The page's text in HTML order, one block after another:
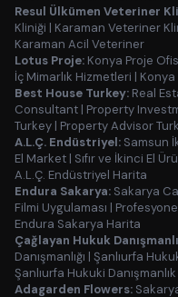
Resul Ülkümen Veteriner
Kliniği | Karaman Veteriner
Karaman Acil Veteriner
Lotus Proje: Konya Proje
İç Mimarlık Hizmetleri |
Best House Turkey: Real
Consultant | Property
Turkey | Property Advisor
A.L.Ç. Endüstriyel: Samsun
El Market | Sıfır ve İkinci El
A.L.Ç. Endüstriyel Harita
Endura Sakarya: Sakarya
Filmi Uygulaması |
Endura Sakarya Harita
Çağlayan Hukuk
Danışmanlığı | Şanlıurfa
Şanlıurfa Hukuki Danışmanlık
Adagarden Flowers: